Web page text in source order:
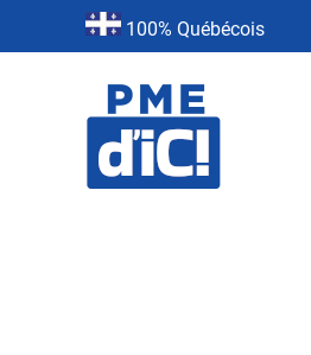
100% Québécois